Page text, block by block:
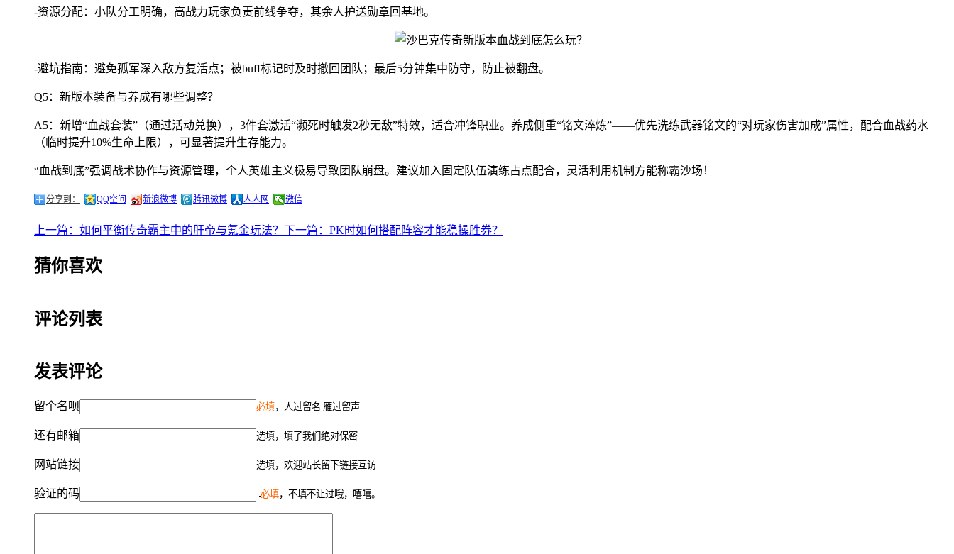
-资源分配：小队分工明确，高战力玩家负责前线争夺，其余人护送勋章回基地。
-避坑指南：避免孤军深入敌方复活点；被buff标记时及时撤回团队；最后5分钟集中防守，防止被翻盘。
Q5：新版本装备与养成有哪些调整？
A5：新增“血战套装”（通过活动兑换），3件套激活“濒死时触发2秒无敌”特效，适合冲锋职业。养成侧重“铭文淬炼”——优先洗练武器铭文的“对玩家伤害加成”属性，配合血战药水
（临时提升10%生命上限），可显著提升生存能力。
“血战到底”强调战术协作与资源管理，个人英雄主义极易导致团队崩盘。建议加入固定队伍演练占点配合，灵活利用机制方能称霸沙场！
分享到： QQ空间 新浪微博 腾讯微博 人人网 微信
上一篇：如何平衡传奇霸主中的肝帝与氪金玩法？ 下一篇：PK时如何搭配阵容才能稳操胜券？
猜你喜欢
评论列表
发表评论
留个名呗 必填，人过留名 雁过留声
还有邮箱 选填，填了我们绝对保密
网站链接 选填，欢迎站长留下链接互访
验证的码 必填，不填不让过哦，嘻嘻。